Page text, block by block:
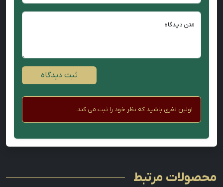
متن دیدگاه
ثبت دیدگاه
اولین نفری باشید که نظر خود را ثبت می کند.
محصولات مرتبط